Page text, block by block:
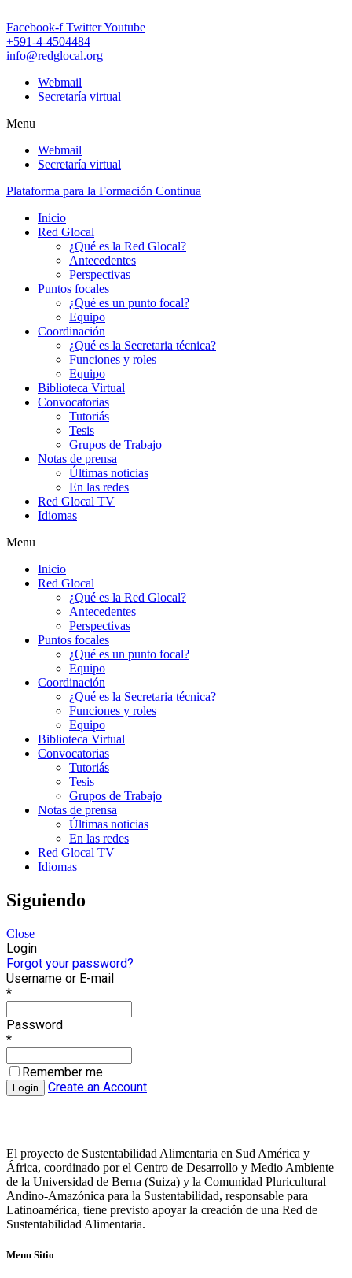
Facebook-f TwitterYoutube
+591-4-4504484
info@redglocal.org
Webmail
Secretaría virtual
Menu
Webmail
Secretaría virtual
Plataforma para la Formación Continua
Inicio
Red Glocal
¿Qué es la Red Glocal?
Antecedentes
Perspectivas
Puntos focales
¿Qué es un punto focal?
Equipo
Coordinación
¿Qué es la Secretaria técnica?
Funciones y roles
Equipo
Biblioteca Virtual
Convocatorias
Tutoriás
Tesis
Grupos de Trabajo
Notas de prensa
Últimas noticias
En las redes
Red Glocal TV
Idiomas
Menu
Inicio
Red Glocal
¿Qué es la Red Glocal?
Antecedentes
Perspectivas
Puntos focales
¿Qué es un punto focal?
Equipo
Coordinación
¿Qué es la Secretaria técnica?
Funciones y roles
Equipo
Biblioteca Virtual
Convocatorias
Tutoriás
Tesis
Grupos de Trabajo
Notas de prensa
Últimas noticias
En las redes
Red Glocal TV
Idiomas
Siguiendo
Close
Login
Forgot your password?
Username or E-mail
*
Password
*
Remember me
Create an Account
El proyecto de Sustentabilidad Alimentaria en Sud América y
África, coordinado por el Centro de Desarrollo y Medio Ambiente
de la Universidad de Berna (Suiza) y la Comunidad Pluricultural
Andino-Amazónica para la Sustentabilidad, responsable para
Latinoamérica, tiene previsto apoyar la creación de una Red de
Sustentabilidad Alimentaria.
Menu Sitio